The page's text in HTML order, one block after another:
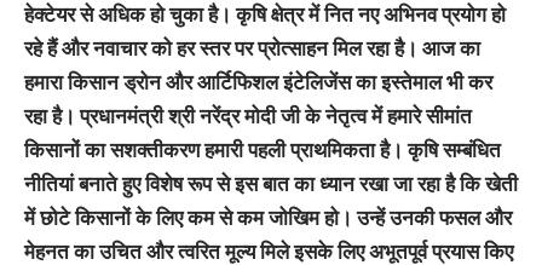
हेक्टेयर से अधिक हो चुका है। कृषि क्षेत्र में नित नए अभिनव प्रयोग हो
रहे हैं और नवाचार को हर स्तर पर प्रोत्साहन मिल रहा है। आज का
हमारा किसान ड्रोन और आर्टिफिशल इंटेलिजेंस का इस्तेमाल भी कर
रहा है। प्रधानमंत्री श्री नरेंद्र मोदी जी के नेतृत्व में हमारे सीमांत
किसानों का सशक्तीकरण हमारी पहली प्राथमिकता है। कृषि सम्बंधित
नीतियां बनाते हुए विशेष रूप से इस बात का ध्यान रखा जा रहा है कि खेती
में छोटे किसानों के लिए कम से कम जोखिम हो। उन्हें उनकी फसल और
मेहनत का उचित और त्वरित मूल्य मिले इसके लिए अभूतपूर्व प्रयास किए